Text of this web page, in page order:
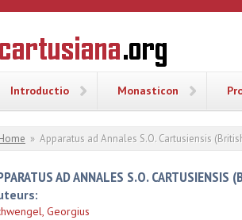
CARTUSIANA
Geschiedenis
van de
Introductio Monasticon
bent hier
Home » Apparatus ad Annales S.O. Cartusiensis
AD ANNALES S.O.
Georgius